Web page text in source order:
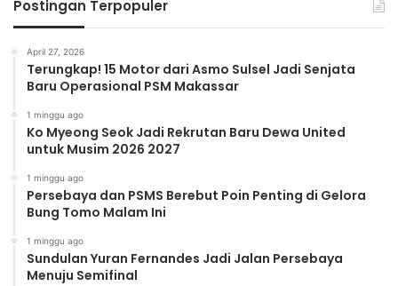
Postingan Terpopuler
April 27, 2026
Terungkap! 15 Motor dari Asmo Sulsel Jadi Senjata
Baru Operasional PSM Makassar
1 minggu ago
Ko Myeong Seok Jadi Rekrutan Baru Dewa United
untuk Musim 2026 2027
1 minggu ago
Persebaya dan PSMS Berebut Poin Penting di Gelora
Bung Tomo Malam Ini
1 minggu ago
Sundulan Yuran Fernandes Jadi Jalan Persebaya
Menuju Semifinal